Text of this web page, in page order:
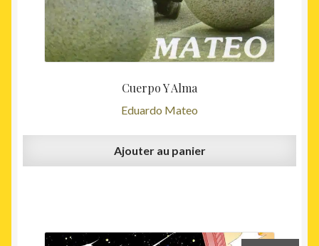
Cuerpo Y Alma
Eduardo Mateo
Ajouter au panier